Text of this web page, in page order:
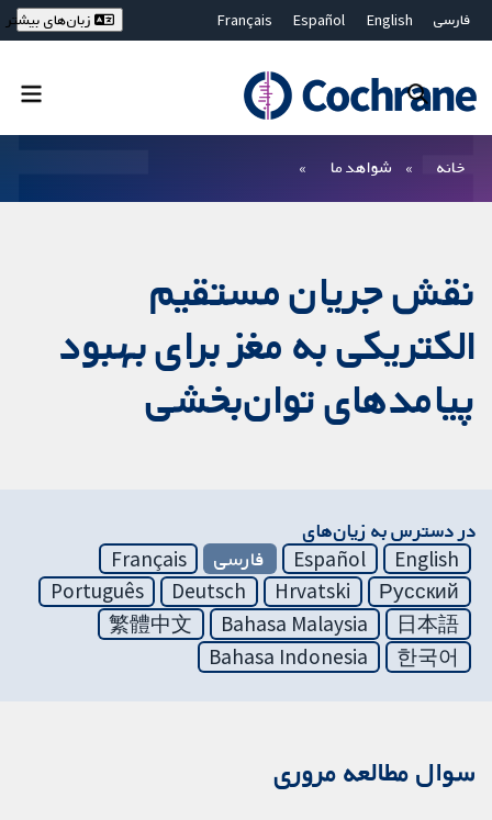
فارسی English
Español
Français
Bahasa Malaysia
ไทย
繁體中文
زبان‌های بیشتر
خانه شواهد ما
نقش جریان مستقیم
الکتریکی به مغز برای بهبود
پیامدهای توان‌بخشی
در دسترس به زیان‌های
English
Español فارسی
Français
Русский
Hrvatski
Deutsch
Português
日本語
Bahasa Malaysia
繁體中文
한국어
Bahasa Indonesia
سوال مطالعه مروری